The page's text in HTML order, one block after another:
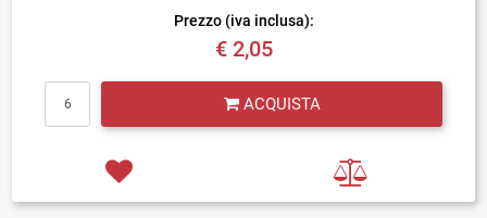
Prezzo (iva inclusa):
€ 2,05
ACQUISTA